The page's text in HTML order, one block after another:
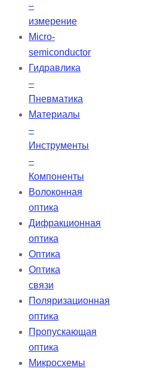
–
измерение
Micro-
semiconductor
Гидравлика
–
Пневматика
Материалы
–
Инструменты
–
Компоненты
Волоконная
оптика
Дифракционная
оптика
Оптика
Оптика
связи
Поляризационная
оптика
Пропускающая
оптика
Микросхемы